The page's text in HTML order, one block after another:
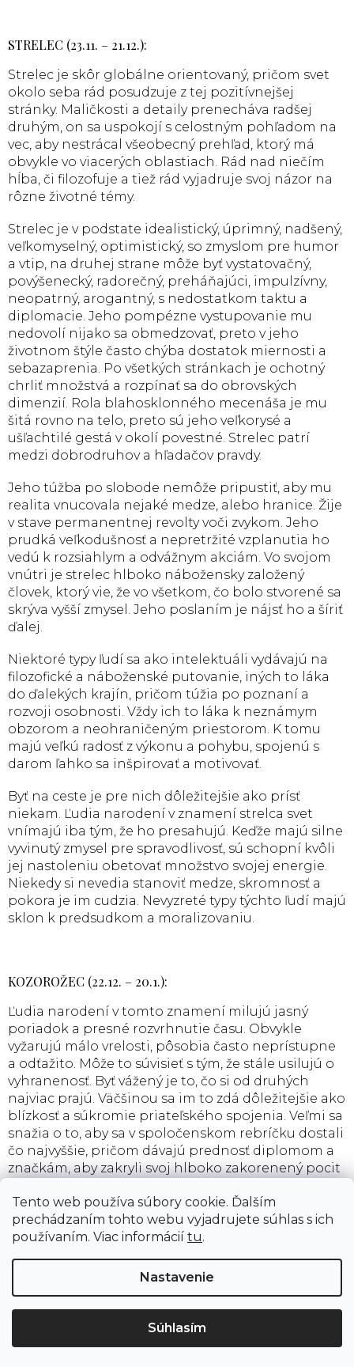
Tento web používa súbory cookie. Ďalším
prechádzaním tohto webu vyjadrujete súhlas s ich
používaním. Viac informácií tu.
Nastavenie
Súhlasím
STRELEC (23.11. – 21.12.):
Strelec je skôr globálne orientovaný, pričom svet
okolo seba rád posudzuje z tej pozitívnejšej
stránky. Maličkosti a detaily prenecháva radšej
druhým, on sa uspokojí s celostným pohľadom na
vec, aby nestrácal všeobecný prehľad, ktorý má
obvykle vo viacerých oblastiach. Rád nad niečím
hĺba, či filozofuje a tiež rád vyjadruje svoj názor na
rôzne životné témy.
Strelec je v podstate idealistický, úprimný, nadšený,
veľkomyselný, optimistický, so zmyslom pre humor
a vtip, na druhej strane môže byť vystatovačný,
povýšenecký, radorečný, preháňajúci, impulzívny,
neopatrný, arogantný, s nedostatkom taktu a
diplomacie. Jeho pompézne vystupovanie mu
nedovolí nijako sa obmedzovať, preto v jeho
životnom štýle často chýba dostatok miernosti a
sebazaprenia. Po všetkých stránkach je ochotný
chrliť množstvá a rozpínať sa do obrovských
dimenzií. Rola blahosklonného mecenáša je mu
šitá rovno na telo, preto sú jeho veľkorysé a
ušľachtilé gestá v okolí povestné. Strelec patrí
medzi dobrodruhov a hľadačov pravdy.
Jeho túžba po slobode nemôže pripustiť, aby mu
realita vnucovala nejaké medze, alebo hranice. Žije
v stave permanentnej revolty voči zvykom. Jeho
prudká veľkodušnosť a nepretržité vzplanutia ho
vedú k rozsiahlym a odvážnym akciám. Vo svojom
vnútri je strelec hlboko nábožensky založený
človek, ktorý vie, že vo všetkom, čo bolo stvorené sa
skrýva vyšší zmysel. Jeho poslaním je nájsť ho a šíriť
ďalej.
Niektoré typy ľudí sa ako intelektuáli vydávajú na
filozofické a náboženské putovanie, iných to láka
do ďalekých krajín, pričom túžia po poznaní a
rozvoji osobnosti. Vždy ich to láka k neznámym
obzorom a neohraničeným priestorom. K tomu
majú veľkú radosť z výkonu a pohybu, spojenú s
darom ľahko sa inšpirovať a motivovať.
Byť na ceste je pre nich dôležitejšie ako prísť
niekam. Ľudia narodení v znamení strelca svet
vnímajú iba tým, že ho presahujú. Keďže majú silne
vyvinutý zmysel pre spravodlivosť, sú schopní kvôli
jej nastoleniu obetovať množstvo svojej energie.
Niekedy si nevedia stanoviť medze, skromnosť a
pokora je im cudzia. Nevyzreté typy týchto ľudí majú
sklon k predsudkom a moralizovaniu.
KOZOROŽEC (22.12. – 20.1.):
Ľudia narodení v tomto znamení milujú jasný
poriadok a presné rozvrhnutie času. Obvykle
vyžarujú málo vrelosti, pôsobia často neprístupne
a odťažito. Môže to súvisieť s tým, že stále usilujú o
vyhranenosť. Byť vážený je to, čo si od druhých
najviac prajú. Väčšinou sa im to zdá dôležitejšie ako
blízkosť a súkromie priateľského spojenia. Veľmi sa
snažia o to, aby sa v spoločenskom rebríčku dostali
čo najvyššie, pričom dávajú prednosť diplomom a
značkám, aby zakryli svoj hlboko zakorenený pocit
nich sebaistota veľmi rýchlo rastie.
Kozorožec je cieľavedomý, vytrvalý, praktický,
chladnokrvný, s dobrými organizačnými
nadmerne ctižiadostivý, sebecký, neúprosný,